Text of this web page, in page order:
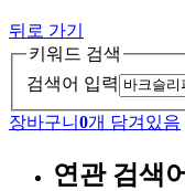
뒤로 가기
키워드 검색
검색어 입력
장바구니 0개 담겨있음
연관 검색어